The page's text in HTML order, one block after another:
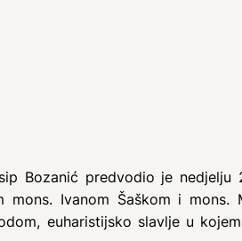
Bozanić predvodio je
mons. Ivanom Šaškom i
euharistijsko slavlje u